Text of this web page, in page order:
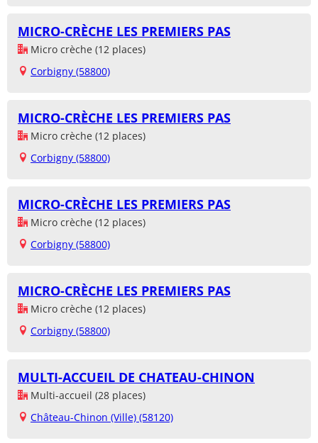
MICRO-CRÈCHE LES PREMIERS PAS
Micro crèche (12 places)
Corbigny (58800)
MICRO-CRÈCHE LES PREMIERS PAS
Micro crèche (12 places)
Corbigny (58800)
MICRO-CRÈCHE LES PREMIERS PAS
Micro crèche (12 places)
Corbigny (58800)
MICRO-CRÈCHE LES PREMIERS PAS
Micro crèche (12 places)
Corbigny (58800)
MULTI-ACCUEIL DE CHATEAU-CHINON
Multi-accueil (28 places)
Château-Chinon (Ville) (58120)